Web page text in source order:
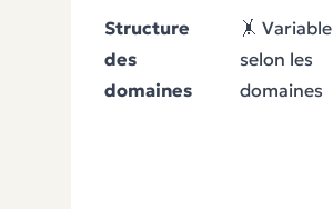
Structure
des
domaines
🤸 Variable
selon les
domaines